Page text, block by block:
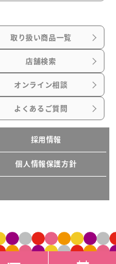
取り扱い商品一覧
店舗検索
オンライン相談
よくあるご質問
採用情報
個人情報保護方針